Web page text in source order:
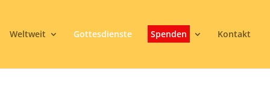
Weltweit Gottesdienste Spenden Kontakt